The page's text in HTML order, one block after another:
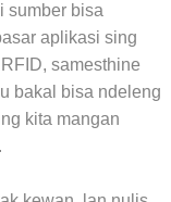
sumber bisa
aplikasi sing
samesthine
bakal bisa ndeleng
kita mangan